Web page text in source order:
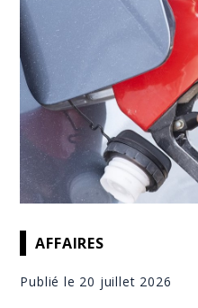
AFFAIRES
Publié le 20 juillet 2026